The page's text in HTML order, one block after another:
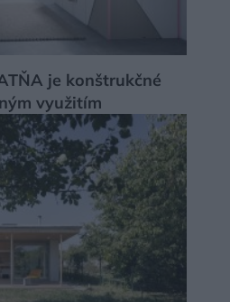
je konštrukčné
využitím